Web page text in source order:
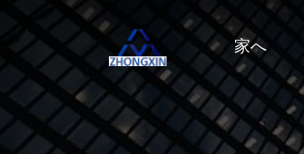
家へ